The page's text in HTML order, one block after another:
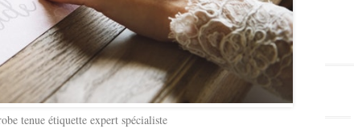
tenue étiquette expert spécialiste